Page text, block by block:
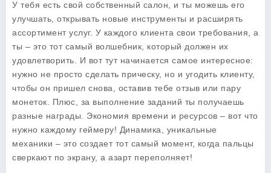
У тебя есть свой собственный салон, и ты можешь его
улучшать, открывать новые инструменты и расширять
ассортимент услуг. У каждого клиента свои требования, а
ты – это тот самый волшебник, который должен их
удовлетворить. И вот тут начинается самое интересное:
нужно не просто сделать прическу, но и угодить клиенту,
чтобы он пришел снова, оставив тебе отзыв или пару
монеток. Плюс, за выполнение заданий ты получаешь
разные награды. Экономия времени и ресурсов – вот что
нужно каждому геймеру! Динамика, уникальные
механики – это создает тот самый момент, когда пальцы
сверкают по экрану, а азарт переполняет!